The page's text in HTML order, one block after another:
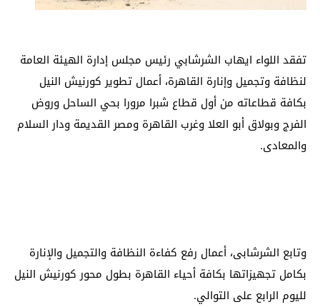
تفقد اللواء ايهاب الشرشابي رئيس مجلس إدارة الهيئة العامة
لنظافة وتجميل وإنارة القاهرة، أعمال تطوير كورنيش النيل
بكافة قطاعاته من أول قطاع شبرا مرورا بحي الساحل وروض
الفرج وبولاق أبو العلا وغرب القاهرة ومصر القديمة ودار السلام
والمعادى.
وتابع الشرشابى، أعمال رفع كفاءة النظافة والتجميل والإنارة
بكامل تجهيزاتها بكافة أحياء القاهرة بطول محور كورنيش النيل
لليوم الرابع على التوالي.